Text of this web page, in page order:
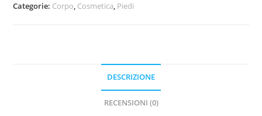
Categorie: Corpo, Cosmetica, Piedi
DESCRIZIONE
RECENSIONI (0)